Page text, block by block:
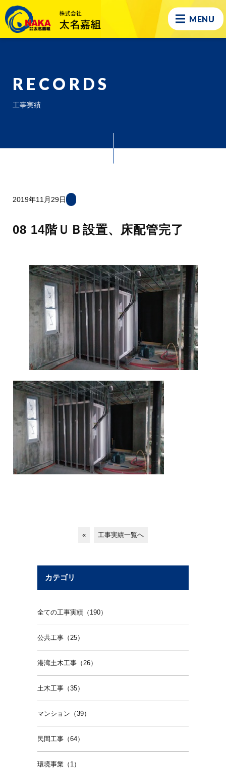
MENU
RECORDS
工事実績
2019年11月29日
08 14階ＵＢ設置、床配管完了
« 工事実績一覧へ
カテゴリ
全ての工事実績（190）
公共工事（25）
港湾土木工事（26）
土木工事（35）
マンション（39）
民間工事（64）
環境事業（1）